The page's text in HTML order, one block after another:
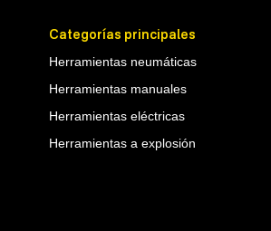
Categorías principales
Herramientas neumáticas
Herramientas manuales
Herramientas eléctricas
Herramientas a explosión